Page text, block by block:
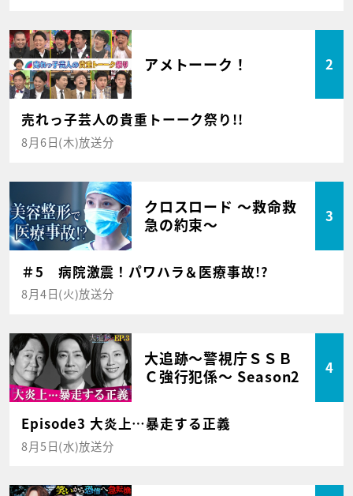
アメトーーク！ 2
売れっ子芸人の貴重トーーク祭り!!
8月6日(木)放送分
クロスロード ～救命救
急の約束～
3
＃5 病院激震！パワハラ＆医療事故!?
8月4日(火)放送分
大追跡～警視庁ＳＳＢ
Ｃ強行犯係～ Season2
4
Episode3 大炎上…暴走する正義
8月5日(水)放送分